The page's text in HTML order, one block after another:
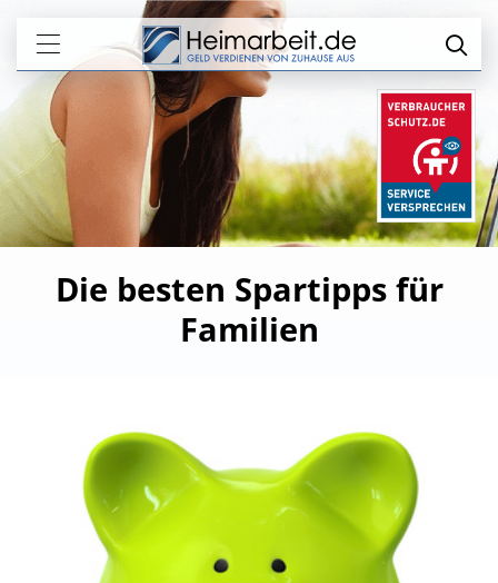
Die besten Spartipps für
Familien